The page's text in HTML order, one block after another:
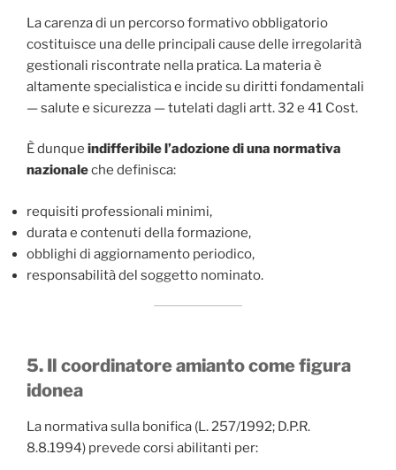
La carenza di un percorso formativo obbligatorio
costituisce una delle principali cause delle irregolarità
gestionali riscontrate nella pratica. La materia è
altamente specialistica e incide su diritti fondamentali
— salute e sicurezza — tutelati dagli artt. 32 e 41 Cost.
È dunque indifferibile l’adozione di una normativa
nazionaleche definisca:
requisiti professionali minimi,
durata e contenuti della formazione,
obblighi di aggiornamento periodico,
responsabilità del soggetto nominato.
5. Il coordinatore amianto come figura
idonea
La normativa sulla bonifica (L. 257/1992; D.P.R.
8.8.1994) prevede corsi abilitanti per: